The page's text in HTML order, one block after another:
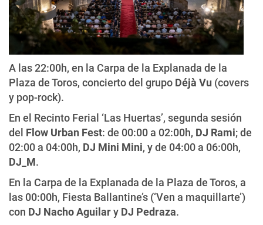
A las 22:00h, en la Carpa de la Explanada de la
Plaza de Toros, concierto del grupo Déjà Vu (covers
y pop-rock).
En el Recinto Ferial ‘Las Huertas’, segunda sesión
del Flow Urban Fest: de 00:00 a 02:00h, DJ Rami; de
02:00 a 04:00h, DJ Mini Mini, y de 04:00 a 06:00h,
DJ_M.
En la Carpa de la Explanada de la Plaza de Toros, a
las 00:00h, Fiesta Ballantine’s (‘Ven a maquillarte’)
con DJ Nacho Aguilary DJ Pedraza.